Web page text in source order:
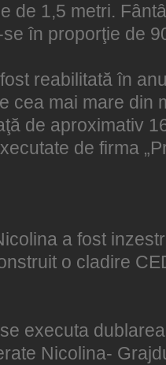
de 1,5 metri.
în proporţie de
reabilitată în
cea mai mare din
de aproximativ
de firma
a fost
o cladire
executa
Nicolina-